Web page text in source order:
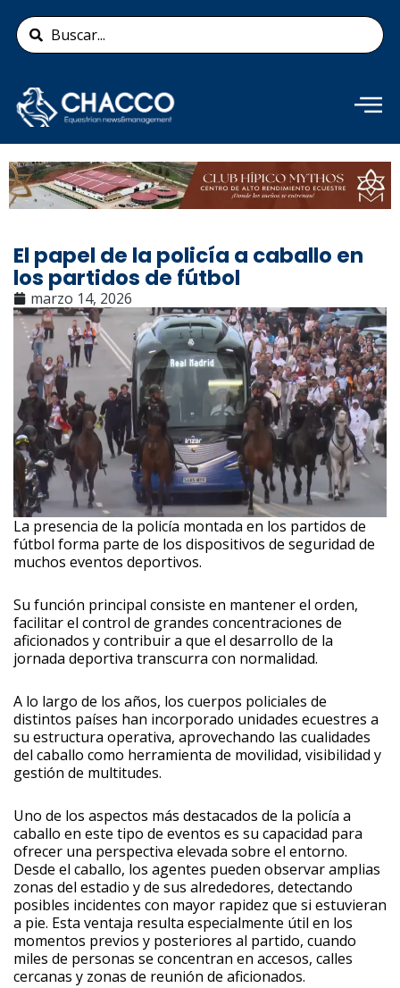
contenido
Search
...
Añade aquí tu texto de
cabecera
El papel de la policía a caballo en
los partidos de fútbol
marzo 14, 2026
La presencia de la policía montada en los partidos de
fútbol forma parte de los dispositivos de seguridad de
muchos eventos deportivos.
Su función principal consiste en mantener el orden,
facilitar el control de grandes concentraciones de
aficionados y contribuir a que el desarrollo de la
jornada deportiva transcurra con normalidad.
A lo largo de los años, los cuerpos policiales de
distintos países han incorporado unidades ecuestres a
su estructura operativa, aprovechando las cualidades
del caballo como herramienta de movilidad, visibilidad y
gestión de multitudes.
Uno de los aspectos más destacados de la policía a
caballo en este tipo de eventos es su capacidad para
ofrecer una perspectiva elevada sobre el entorno.
Desde el caballo, los agentes pueden observar amplias
zonas del estadio y de sus alrededores, detectando
posibles incidentes con mayor rapidez que si estuvieran
a pie. Esta ventaja resulta especialmente útil en los
momentos previos y posteriores al partido, cuando
miles de personas se concentran en accesos, calles
cercanas y zonas de reunión de aficionados.